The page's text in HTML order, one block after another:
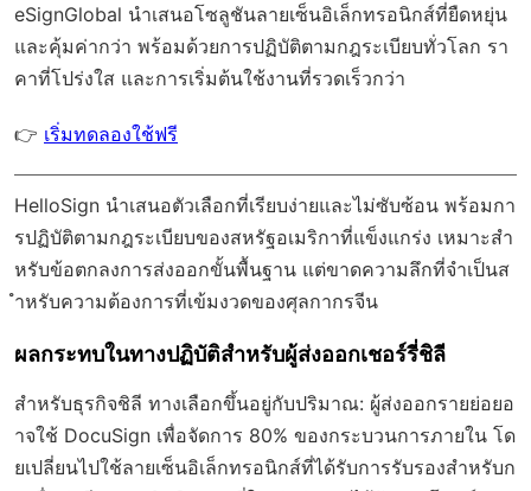
eSignGlobal นำเสนอโซลูชันลายเซ็นอิเล็กทรอนิกส์ที่ยืดหยุ่น
และคุ้มค่ากว่า พร้อมด้วยการปฏิบัติตามกฎระเบียบทั่วโลก รา
คาที่โปร่งใส และการเริ่มต้นใช้งานที่รวดเร็วกว่า
👉 เริ่มทดลองใช้ฟรี
HelloSign นำเสนอตัวเลือกที่เรียบง่ายและไม่ซับซ้อน พร้อมกา
รปฏิบัติตามกฎระเบียบของสหรัฐอเมริกาที่แข็งแกร่ง เหมาะสำ
หรับข้อตกลงการส่งออกขั้นพื้นฐาน แต่ขาดความลึกที่จำเป็นส
ำหรับความต้องการที่เข้มงวดของศุลกากรจีน
ผลกระทบในทางปฏิบัติสำหรับผู้ส่งออกเชอร์รี่ชิลี
สำหรับธุรกิจชิลี ทางเลือกขึ้นอยู่กับปริมาณ: ผู้ส่งออกรายย่อยอ
าจใช้ DocuSign เพื่อจัดการ 80% ของกระบวนการภายใน โด
ยเปลี่ยนไปใช้ลายเซ็นอิเล็กทรอนิกส์ที่ได้รับการรับรองสำหรับก